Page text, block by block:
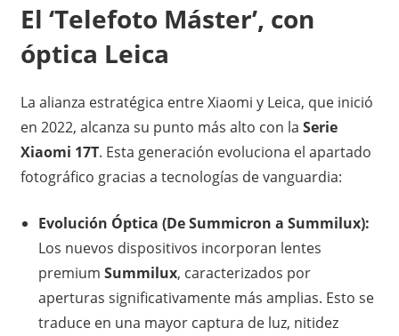
El ‘Telefoto Máster’, con
óptica Leica
La alianza estratégica entre Xiaomi y Leica, que inició
en 2022, alcanza su punto más alto con la Serie
Xiaomi 17T. Esta generación evoluciona el apartado
fotográfico gracias a tecnologías de vanguardia:
Evolución Óptica (De Summicron a Summilux):
Los nuevos dispositivos incorporan lentes
premium Summilux, caracterizados por
aperturas significativamente más amplias. Esto se
traduce en una mayor captura de luz, nitidez